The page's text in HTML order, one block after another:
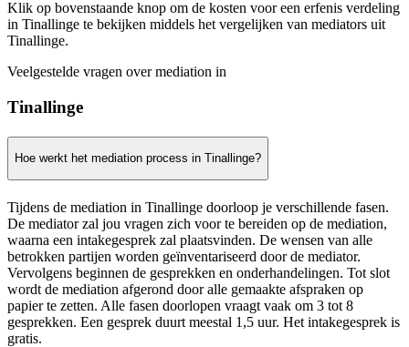
Klik op bovenstaande knop om de kosten voor een erfenis verdeling
in Tinallinge te bekijken middels het vergelijken van mediators uit
Tinallinge.
Veelgestelde vragen over mediation in
Tinallinge
Hoe werkt het mediation process in Tinallinge?
Tijdens de mediation in Tinallinge doorloop je verschillende fasen.
De mediator zal jou vragen zich voor te bereiden op de mediation,
waarna een intakegesprek zal plaatsvinden. De wensen van alle
betrokken partijen worden geïnventariseerd door de mediator.
Vervolgens beginnen de gesprekken en onderhandelingen. Tot slot
wordt de mediation afgerond door alle gemaakte afspraken op
papier te zetten. Alle fasen doorlopen vraagt vaak om 3 tot 8
gesprekken. Een gesprek duurt meestal 1,5 uur. Het intakegesprek is
gratis.